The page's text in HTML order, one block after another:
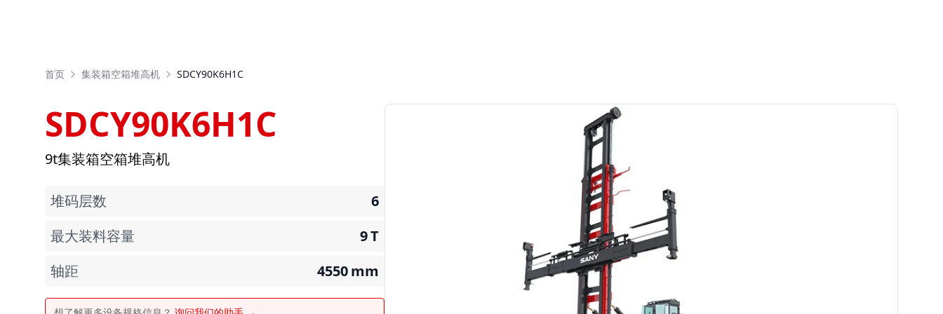
首页 集装箱空箱堆高机 SDCY90K6H1C
SDCY90K6H1C
9t集装箱空箱堆高机
堆码层数
6
最大装料容量
9T
轴距
4550mm